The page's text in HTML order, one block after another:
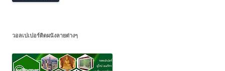
วอลเปเปอร์ติดผนังลายต่างๆ